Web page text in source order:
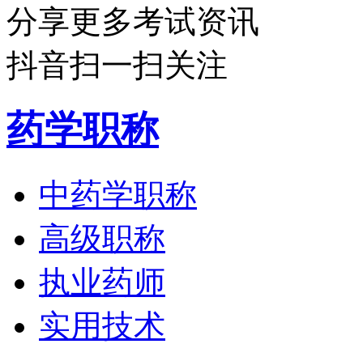
分享更多考试资讯
抖音扫一扫关注
药学职称
中药学职称
高级职称
执业药师
实用技术